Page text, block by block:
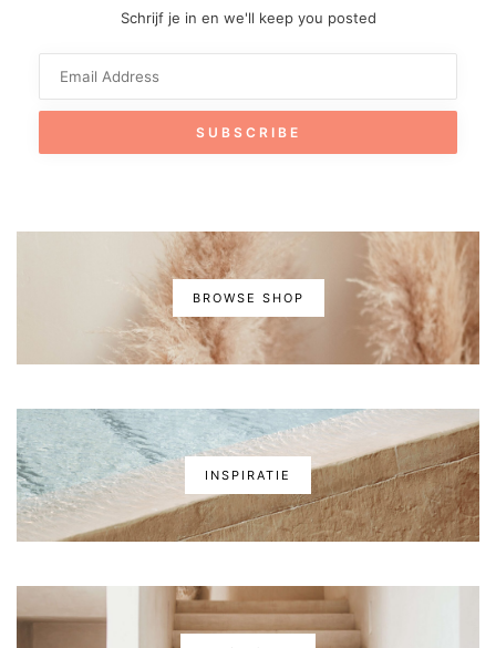
Schrijf je in en we'll keep you posted
BROWSE SHOP
INSPIRATIE